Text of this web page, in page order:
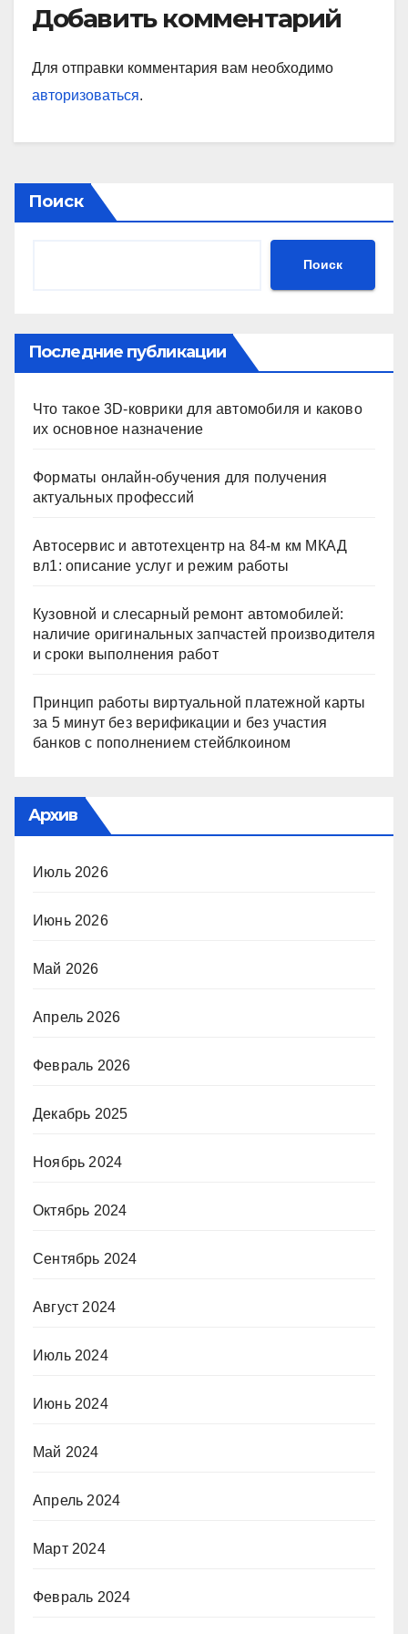
Добавить комментарий
Для отправки комментария вам необходимо
авторизоваться.
Поиск
Поиск
Последние публикации
Что такое 3D-коврики для автомобиля и каково
их основное назначение
Форматы онлайн-обучения для получения
актуальных профессий
Автосервис и автотехцентр на 84-м км МКАД
вл1: описание услуг и режим работы
Кузовной и слесарный ремонт автомобилей:
наличие оригинальных запчастей производителя
и сроки выполнения работ
Принцип работы виртуальной платежной карты
за 5 минут без верификации и без участия
банков с пополнением стейблкоином
Архив
Июль 2026
Июнь 2026
Май 2026
Апрель 2026
Февраль 2026
Декабрь 2025
Ноябрь 2024
Октябрь 2024
Сентябрь 2024
Август 2024
Июль 2024
Июнь 2024
Май 2024
Апрель 2024
Март 2024
Февраль 2024